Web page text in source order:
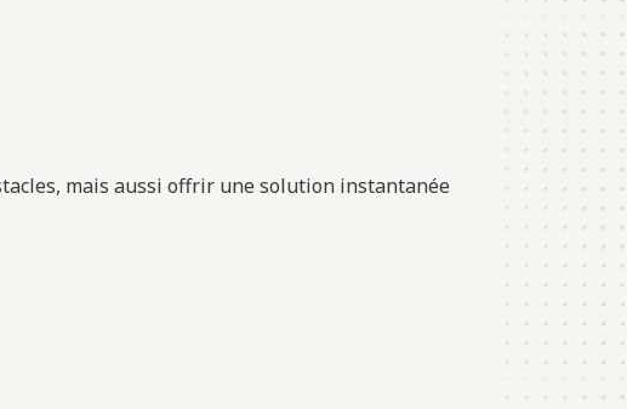
mais aussi offrir une solution instantanée